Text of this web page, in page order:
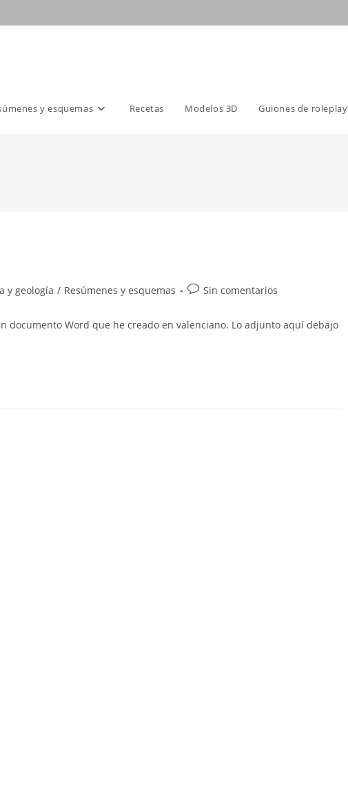
y esquemas Recetas Modelos 3D Guiones de roleplay
y geología / Resúmenes y esquemas
Comentarios
la
entrada:
Sin comentarios
documento Word que he creado en valenciano. Lo adjunto aquí debajo